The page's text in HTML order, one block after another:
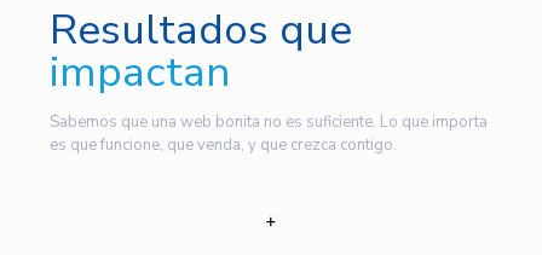
Resultados que
impactan
Sabemos que una web bonita no es suficiente. Lo que importa
es que funcione, que venda, y que crezca contigo.